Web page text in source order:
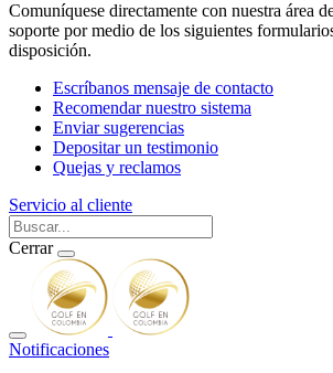
Comuníquese directamente con nuestra área
soporte por medio de los siguientes
disposición.
Escríbanos mensaje de contacto
Recomendar nuestro sistema
Enviar sugerencias
Depositar un testimonio
Quejas y reclamos
Servicio al cliente
Cerrar
Notificaciones